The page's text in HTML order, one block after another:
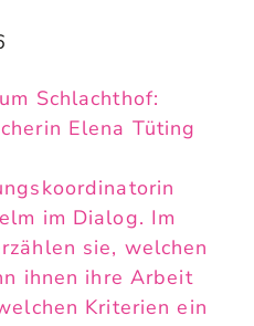
Schlachthof:
Elena Tüting
im Dialog. Im
sie, welchen
ihnen ihre Arbeit
Kriterien ein